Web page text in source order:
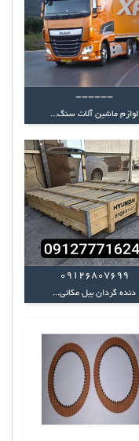
------
لوازم ماشین آلات سنگ...
09126807699
دنده گردان بیل مکانی...